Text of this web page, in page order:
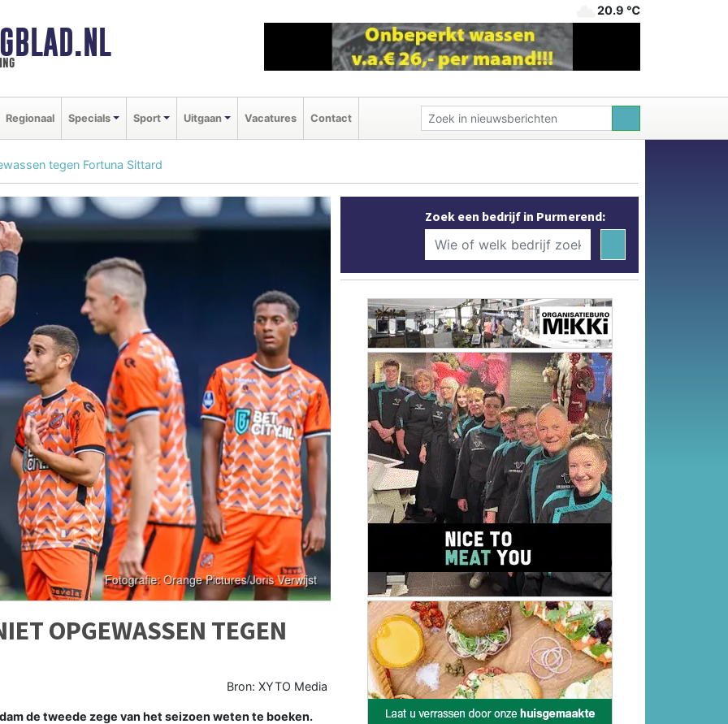
20.9 ℃
Regionaal Specials Sport Uitgaan Vacatures Contact
tegen Fortuna Sittard
OPGEWASSEN TEGEN
Bron: XYTO Media
de tweede zege van het seizoen weten te boeken.
Zoek een bedrijf in Purmerend: